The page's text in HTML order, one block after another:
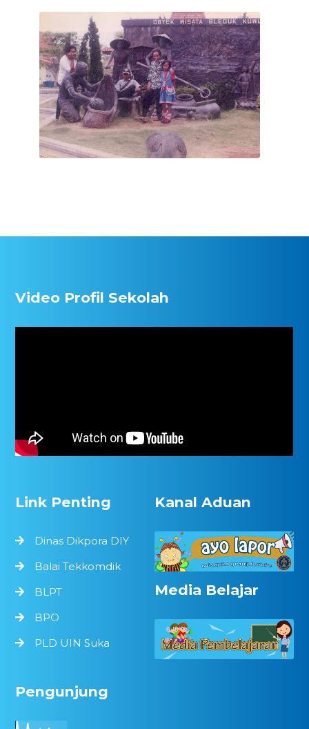
Video Profil Sekolah
Link Penting
Dinas Dikpora DIY
Balai Tekkomdik
BLPT
BPO
PLD UIN Suka
Kanal Aduan
Media Belajar
Pengunjung